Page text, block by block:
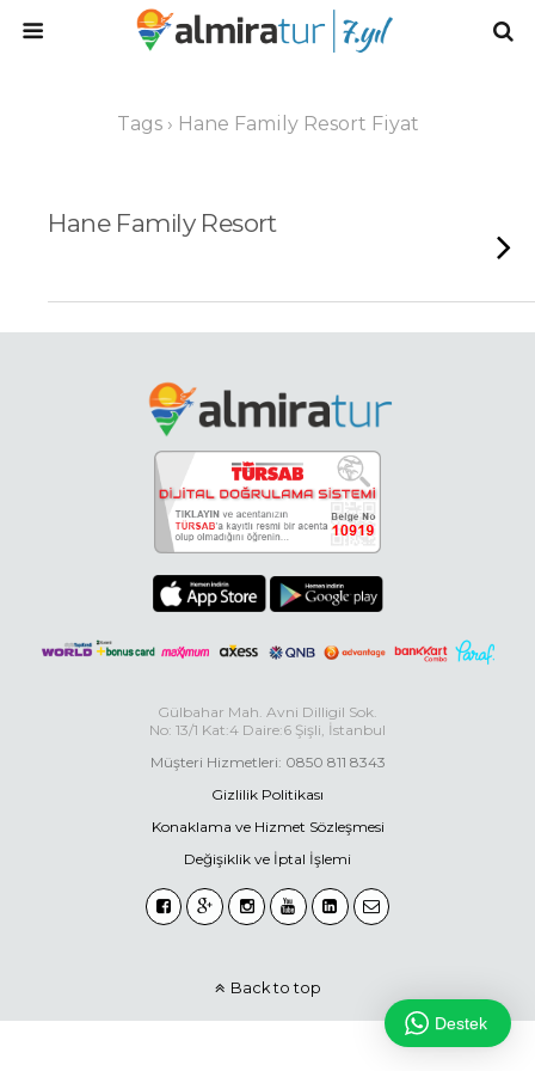
Tags › Hane Family Resort Fiyat
Hane Family Resort
Gülbahar Mah. Avni Dilligil Sok.
No: 13/1 Kat:4 Daire:6 Şişli, İstanbul
Müşteri Hizmetleri: 0850 811 8343
Gizlilik Politikası
Konaklama ve Hizmet Sözleşmesi
Değişiklik ve İptal İşlemi
Back to top
Destek